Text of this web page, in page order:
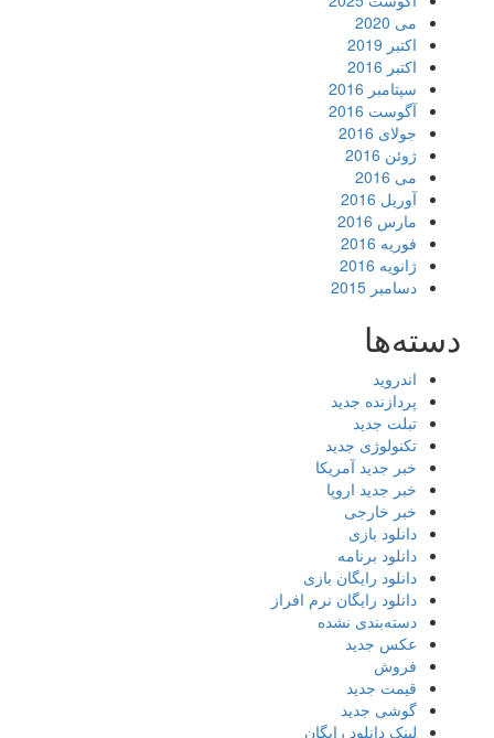
می 2020
اکتبر 2019
اکتبر 2016
سپتامبر 2016
آگوست 2016
جولای 2016
ژوئن 2016
می 2016
آوریل 2016
مارس 2016
فوریه 2016
ژانویه 2016
دسامبر 2015
دسته‌ها
اندروید
پردازنده جدید
تبلت جدید
تکنولوژی جدید
خبر جدید آمریکا
خبر جدید اروپا
خبر خارجی
دانلود بازی
دانلود برنامه
دانلود رایگان بازی
دانلود رایگان نرم افراز
دسته‌بندی نشده
عکس جدید
فروش
قیمت جدید
گوشی جدید
لینک دانلود رایگان